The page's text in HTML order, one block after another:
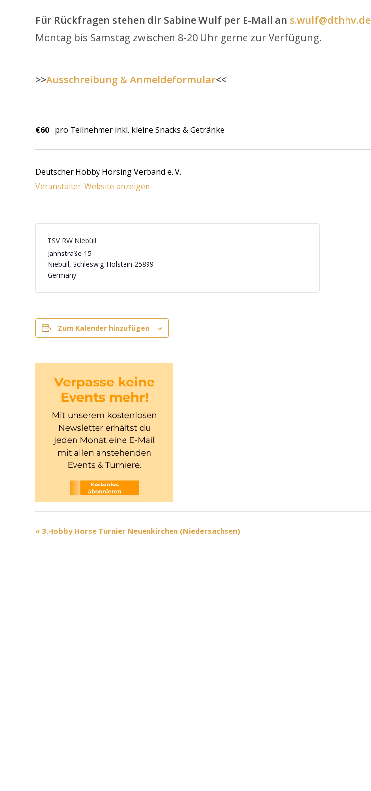
Für Rückfragen stehen dir Sabine Wulf per E-Mail an s.wulf@dthhv.de
Montag bis Samstag zwischen 8-20 Uhr gerne zur Verfügung.
>>Ausschreibung & Anmeldeformular<<
€60 pro Teilnehmer inkl. kleine Snacks & Getränke
Deutscher Hobby Horsing Verband e. V.
Veranstalter-Website anzeigen
TSV RW Niebüll
Jahnstraße 15
Niebüll, Schleswig-Holstein 25899
Germany
Zum Kalender hinzufügen
V
« 3.Hobby Horse Turnier Neuenkirchen (Niedersachsen)